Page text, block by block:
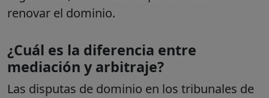
renovar el dominio.
¿Cuál es la diferencia entre
mediación y arbitraje?
Las disputas de dominio en los tribunales de